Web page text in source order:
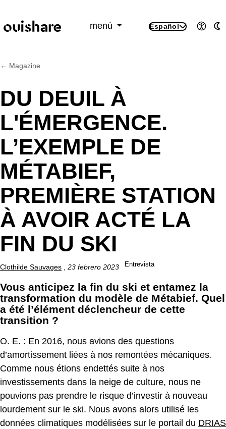
menú
Español
← Magazine
DU DEUIL À
L'ÉMERGENCE.
L’EXEMPLE DE
MÉTABIEF,
PREMIÈRE STATION
À AVOIR ACTÉ LA
FIN DU SKI
Clothilde Sauvages , 23 febrero 2023 Entrevista
Vous anticipez la fin du ski et entamez la
transformation du modèle de Métabief. Quel
a été l’élément déclencheur de cette
transition ?
O. E. : En 2016, nous avions des questions
d’amortissement liées à nos remontées mécaniques.
Comme nous étions endettés suite à nos
investissements dans la neige de culture, nous ne
pouvions pas prendre le risque d’investir à nouveau
lourdement sur le ski. Nous avons alors utilisé les
données climatiques modélisées sur le portail du DRIAS